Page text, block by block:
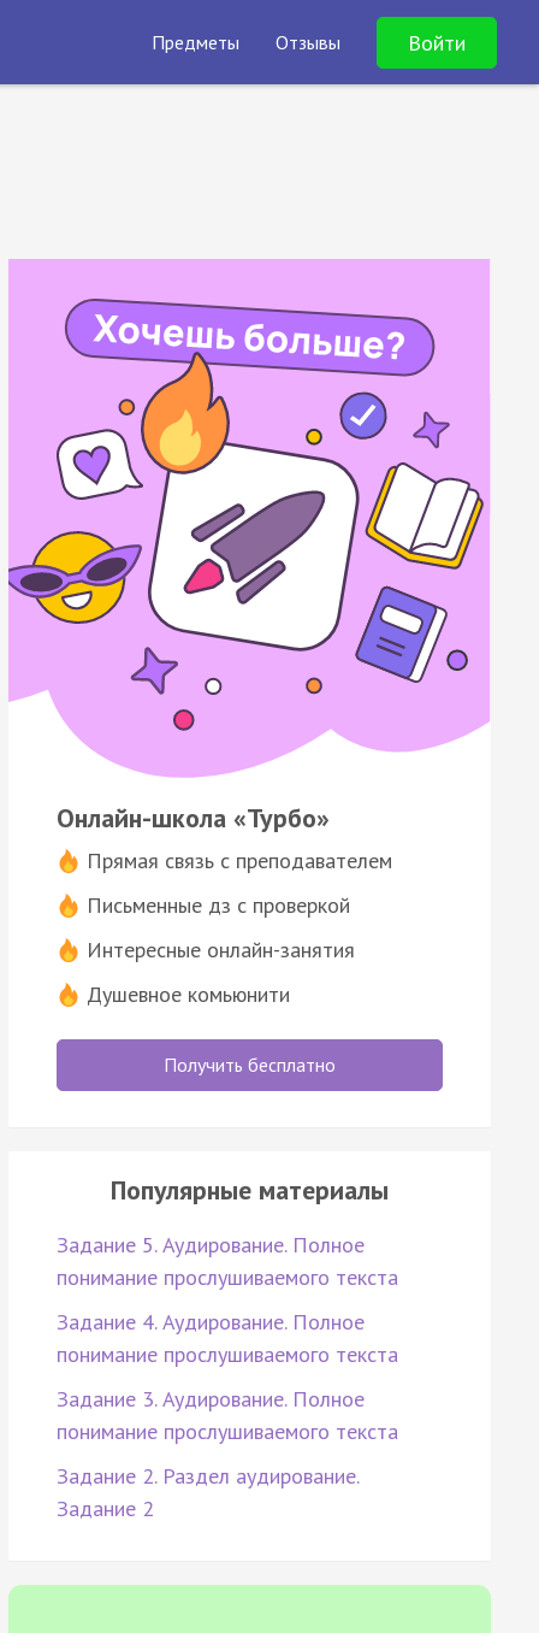
Предметы Отзывы Войти
Онлайн-школа «Турбо»
Прямая связь с преподавателем
Письменные дз с проверкой
Интересные онлайн-занятия
Душевное комьюнити
Получить бесплатно
Популярные материалы
Задание 5. Аудирование. Полное
понимание прослушиваемого текста
Задание 4. Аудирование. Полное
понимание прослушиваемого текста
Задание 3. Аудирование. Полное
понимание прослушиваемого текста
Задание 2. Раздел аудирование.
Задание 2